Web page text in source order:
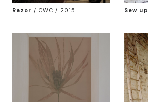
Razor / CWC / 2015 Sew up